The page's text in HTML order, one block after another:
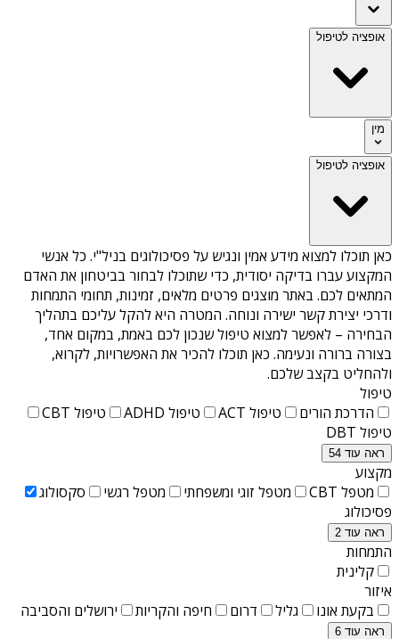
אופציה לטיפול
מין
אופציה לטיפול
כאן תוכלו למצוא מידע אמין ונגיש על פסיכולוגים בניל"י. כל אנשי
המקצוע עברו בדיקה יסודית, כדי שתוכלו לבחור בביטחון את האדם
המתאים לכם. באתר מוצגים פרטים מלאים, זמינות, תחומי התמחות
ודרכי יצירת קשר ישירה ונוחה. המטרה היא להקל עליכם בתהליך
הבחירה – לאפשר למצוא טיפול שנכון לכם באמת, במקום אחד,
בצורה ברורה ונעימה. כאן תוכלו להכיר את האפשרויות, לקרוא,
ולהחליט בקצב שלכם.
טיפול
הדרכת הורים
טיפול ACT טיפול ADHD
טיפול CBT
טיפול DBT
ראה עוד 54
מקצוע
מטפל CBT
מטפל זוגי ומשפחתי מטפל רגשי
סקסולוג
פסיכולוג
ראה עוד 2
התמחות
קלינית
איזור
בקעת אונו
גליל דרום חיפה והקריות ירושלים והסביבה
ראה עוד 6